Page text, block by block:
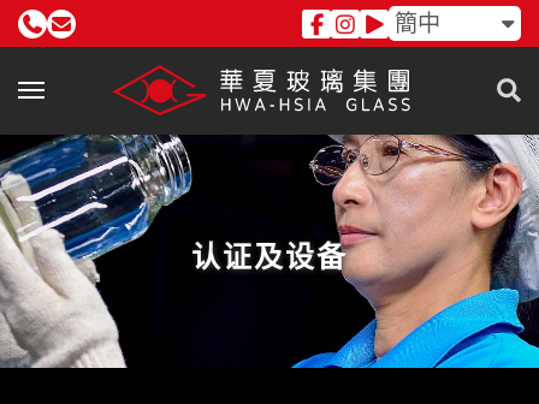
簡中
认证及设备